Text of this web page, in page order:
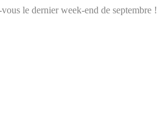
le dernier week-end de septembre !